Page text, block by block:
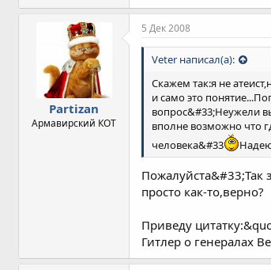
Partizan
Армавирский КОТ
5 Дек 2008
Veter написал(а):
Скажем так:я не
и само это
вопрос&#33;Неужели
вполне возможно что
человека&#33
Пожалуйста&#33;Так
просто как-то,верно?
Приведу
Гитлер о генералах